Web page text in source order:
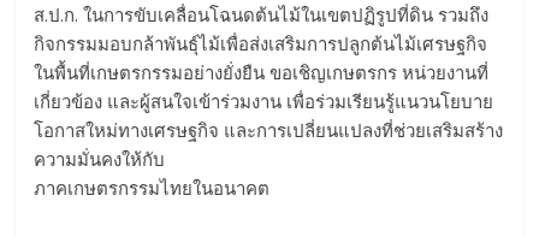
ส.ป.ก. ในการขับเคลื่อนโฉนดต้นไม้ในเขตปฏิรูปที่ดิน รวมถึง
กิจกรรมมอบกล้าพันธุ์ไม้เพื่อส่งเสริมการปลูกต้นไม้เศรษฐกิจ
ในพื้นที่เกษตรกรรมอย่างยั่งยืน ขอเชิญเกษตรกร หน่วยงานที่
เกี่ยวข้อง และผู้สนใจเข้าร่วมงาน เพื่อร่วมเรียนรู้แนวนโยบาย
โอกาสใหม่ทางเศรษฐกิจ และการเปลี่ยนแปลงที่ช่วยเสริมสร้าง
ความมั่นคงให้กับ
ภาคเกษตรกรรมไทยในอนาคต